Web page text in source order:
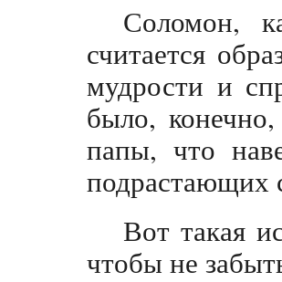
Соломон,
считается
мудрости и
было,
папы, что
подрастающих
Вот такая
чтобы не